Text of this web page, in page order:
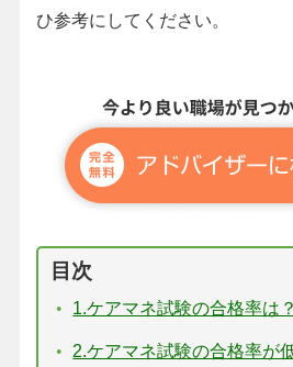
ひ参考にしてください。
目次
1.ケアマネ試験の合格率は？
2.ケアマネ試験の合格率が